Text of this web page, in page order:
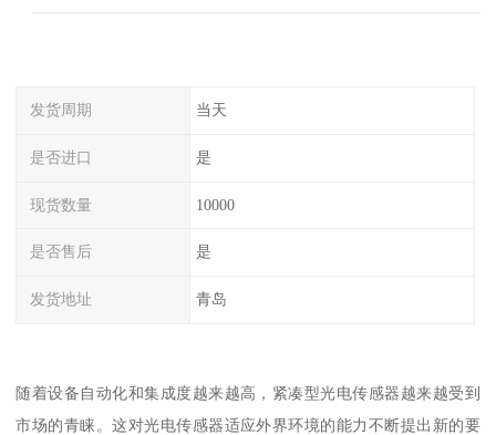
发货周期 当天
是否进口 是
现货数量 10000
是否售后 是
发货地址 青岛
随着设备自动化和集成度越来越高，紧凑型光电传感器越来越受到
市场的青睐。这对光电传感器适应外界环境的能力不断提出新的要